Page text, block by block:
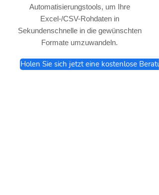
Automatisierungstools, um Ihre
Excel-/CSV-Rohdaten in
Sekundenschnelle in die gewünschten
Formate umzuwandeln.
Holen Sie sich jetzt eine kostenlose